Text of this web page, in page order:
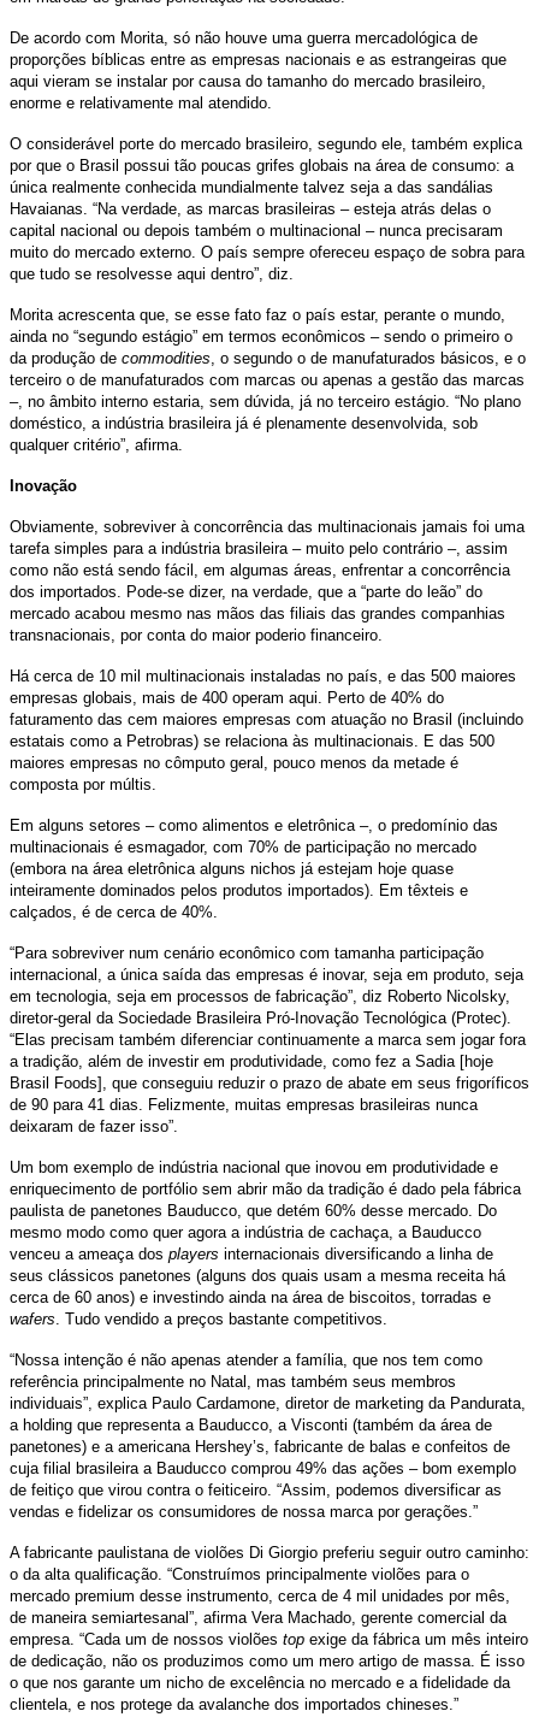
De acordo com Morita, só não houve uma guerra mercadológica de
proporções bíblicas entre as empresas nacionais e as estrangeiras que
aqui vieram se instalar por causa do tamanho do mercado brasileiro,
enorme e relativamente mal atendido.
O considerável porte do mercado brasileiro, segundo ele, também explica
por que o Brasil possui tão poucas grifes globais na área de consumo: a
única realmente conhecida mundialmente talvez seja a das sandálias
Havaianas. “Na verdade, as marcas brasileiras – esteja atrás delas o
capital nacional ou depois também o multinacional – nunca precisaram
muito do mercado externo. O país sempre ofereceu espaço de sobra para
que tudo se resolvesse aqui dentro”, diz.
Morita acrescenta que, se esse fato faz o país estar, perante o mundo,
ainda no “segundo estágio” em termos econômicos – sendo o primeiro o
da produção de commodities, o segundo o de manufaturados básicos, e o
terceiro o de manufaturados com marcas ou apenas a gestão das marcas
–, no âmbito interno estaria, sem dúvida, já no terceiro estágio. “No plano
doméstico, a indústria brasileira já é plenamente desenvolvida, sob
qualquer critério”, afirma.
Inovação
Obviamente, sobreviver à concorrência das multinacionais jamais foi uma
tarefa simples para a indústria brasileira – muito pelo contrário –, assim
como não está sendo fácil, em algumas áreas, enfrentar a concorrência
dos importados. Pode-se dizer, na verdade, que a “parte do leão” do
mercado acabou mesmo nas mãos das filiais das grandes companhias
transnacionais, por conta do maior poderio financeiro.
Há cerca de 10 mil multinacionais instaladas no país, e das 500 maiores
empresas globais, mais de 400 operam aqui. Perto de 40% do
faturamento das cem maiores empresas com atuação no Brasil (incluindo
estatais como a Petrobras) se relaciona às multinacionais. E das 500
maiores empresas no cômputo geral, pouco menos da metade é
composta por múltis.
Em alguns setores – como alimentos e eletrônica –, o predomínio das
multinacionais é esmagador, com 70% de participação no mercado
(embora na área eletrônica alguns nichos já estejam hoje quase
inteiramente dominados pelos produtos importados). Em têxteis e
calçados, é de cerca de 40%.
“Para sobreviver num cenário econômico com tamanha participação
internacional, a única saída das empresas é inovar, seja em produto, seja
em tecnologia, seja em processos de fabricação”, diz Roberto Nicolsky,
diretor-geral da Sociedade Brasileira Pró-Inovação Tecnológica (Protec).
“Elas precisam também diferenciar continuamente a marca sem jogar fora
a tradição, além de investir em produtividade, como fez a Sadia [hoje
Brasil Foods], que conseguiu reduzir o prazo de abate em seus frigoríficos
de 90 para 41 dias. Felizmente, muitas empresas brasileiras nunca
deixaram de fazer isso”.
Um bom exemplo de indústria nacional que inovou em produtividade e
enriquecimento de portfólio sem abrir mão da tradição é dado pela fábrica
paulista de panetones Bauducco, que detém 60% desse mercado. Do
mesmo modo como quer agora a indústria de cachaça, a Bauducco
venceu a ameaça dos players internacionais diversificando a linha de
seus clássicos panetones (alguns dos quais usam a mesma receita há
cerca de 60 anos) e investindo ainda na área de biscoitos, torradas e
wafers. Tudo vendido a preços bastante competitivos.
“Nossa intenção é não apenas atender a família, que nos tem como
referência principalmente no Natal, mas também seus membros
individuais”, explica Paulo Cardamone, diretor de marketing da Pandurata,
a holding que representa a Bauducco, a Visconti (também da área de
panetones) e a americana Hershey’s, fabricante de balas e confeitos de
cuja filial brasileira a Bauducco comprou 49% das ações – bom exemplo
de feitiço que virou contra o feiticeiro. “Assim, podemos diversificar as
vendas e fidelizar os consumidores de nossa marca por gerações.”
A fabricante paulistana de violões Di Giorgio preferiu seguir outro caminho:
o da alta qualificação. “Construímos principalmente violões para o
mercado premium desse instrumento, cerca de 4 mil unidades por mês,
de maneira semiartesanal”, afirma Vera Machado, gerente comercial da
empresa. “Cada um de nossos violões top exige da fábrica um mês inteiro
de dedicação, não os produzimos como um mero artigo de massa. É isso
o que nos garante um nicho de excelência no mercado e a fidelidade da
clientela, e nos protege da avalanche dos importados chineses.”